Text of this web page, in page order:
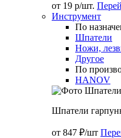
от 19 р/шт.
Инструмент
По
Шпатели
Ножи,
Другое
По
HANOV
Шпатели
от 847 ₽/шт